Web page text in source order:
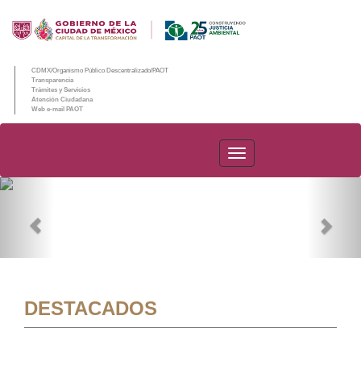
CDMX/Organismo Público Descentralizado/PAOT
Transparencia
Trámites y Servicios
Atención Ciudadana
Web e-mail PAOT
PAOT
DESTACADOS